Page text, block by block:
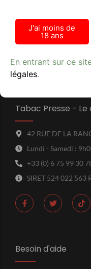
Tabac Presse -
42 RUE DE LA
Lundi - Samedi :
+33 (0) 6 75 99 30
SIRET 524 022 563
Besoin d'aide
J'ai moins de
18 ans
En entrant sur ce
légales.